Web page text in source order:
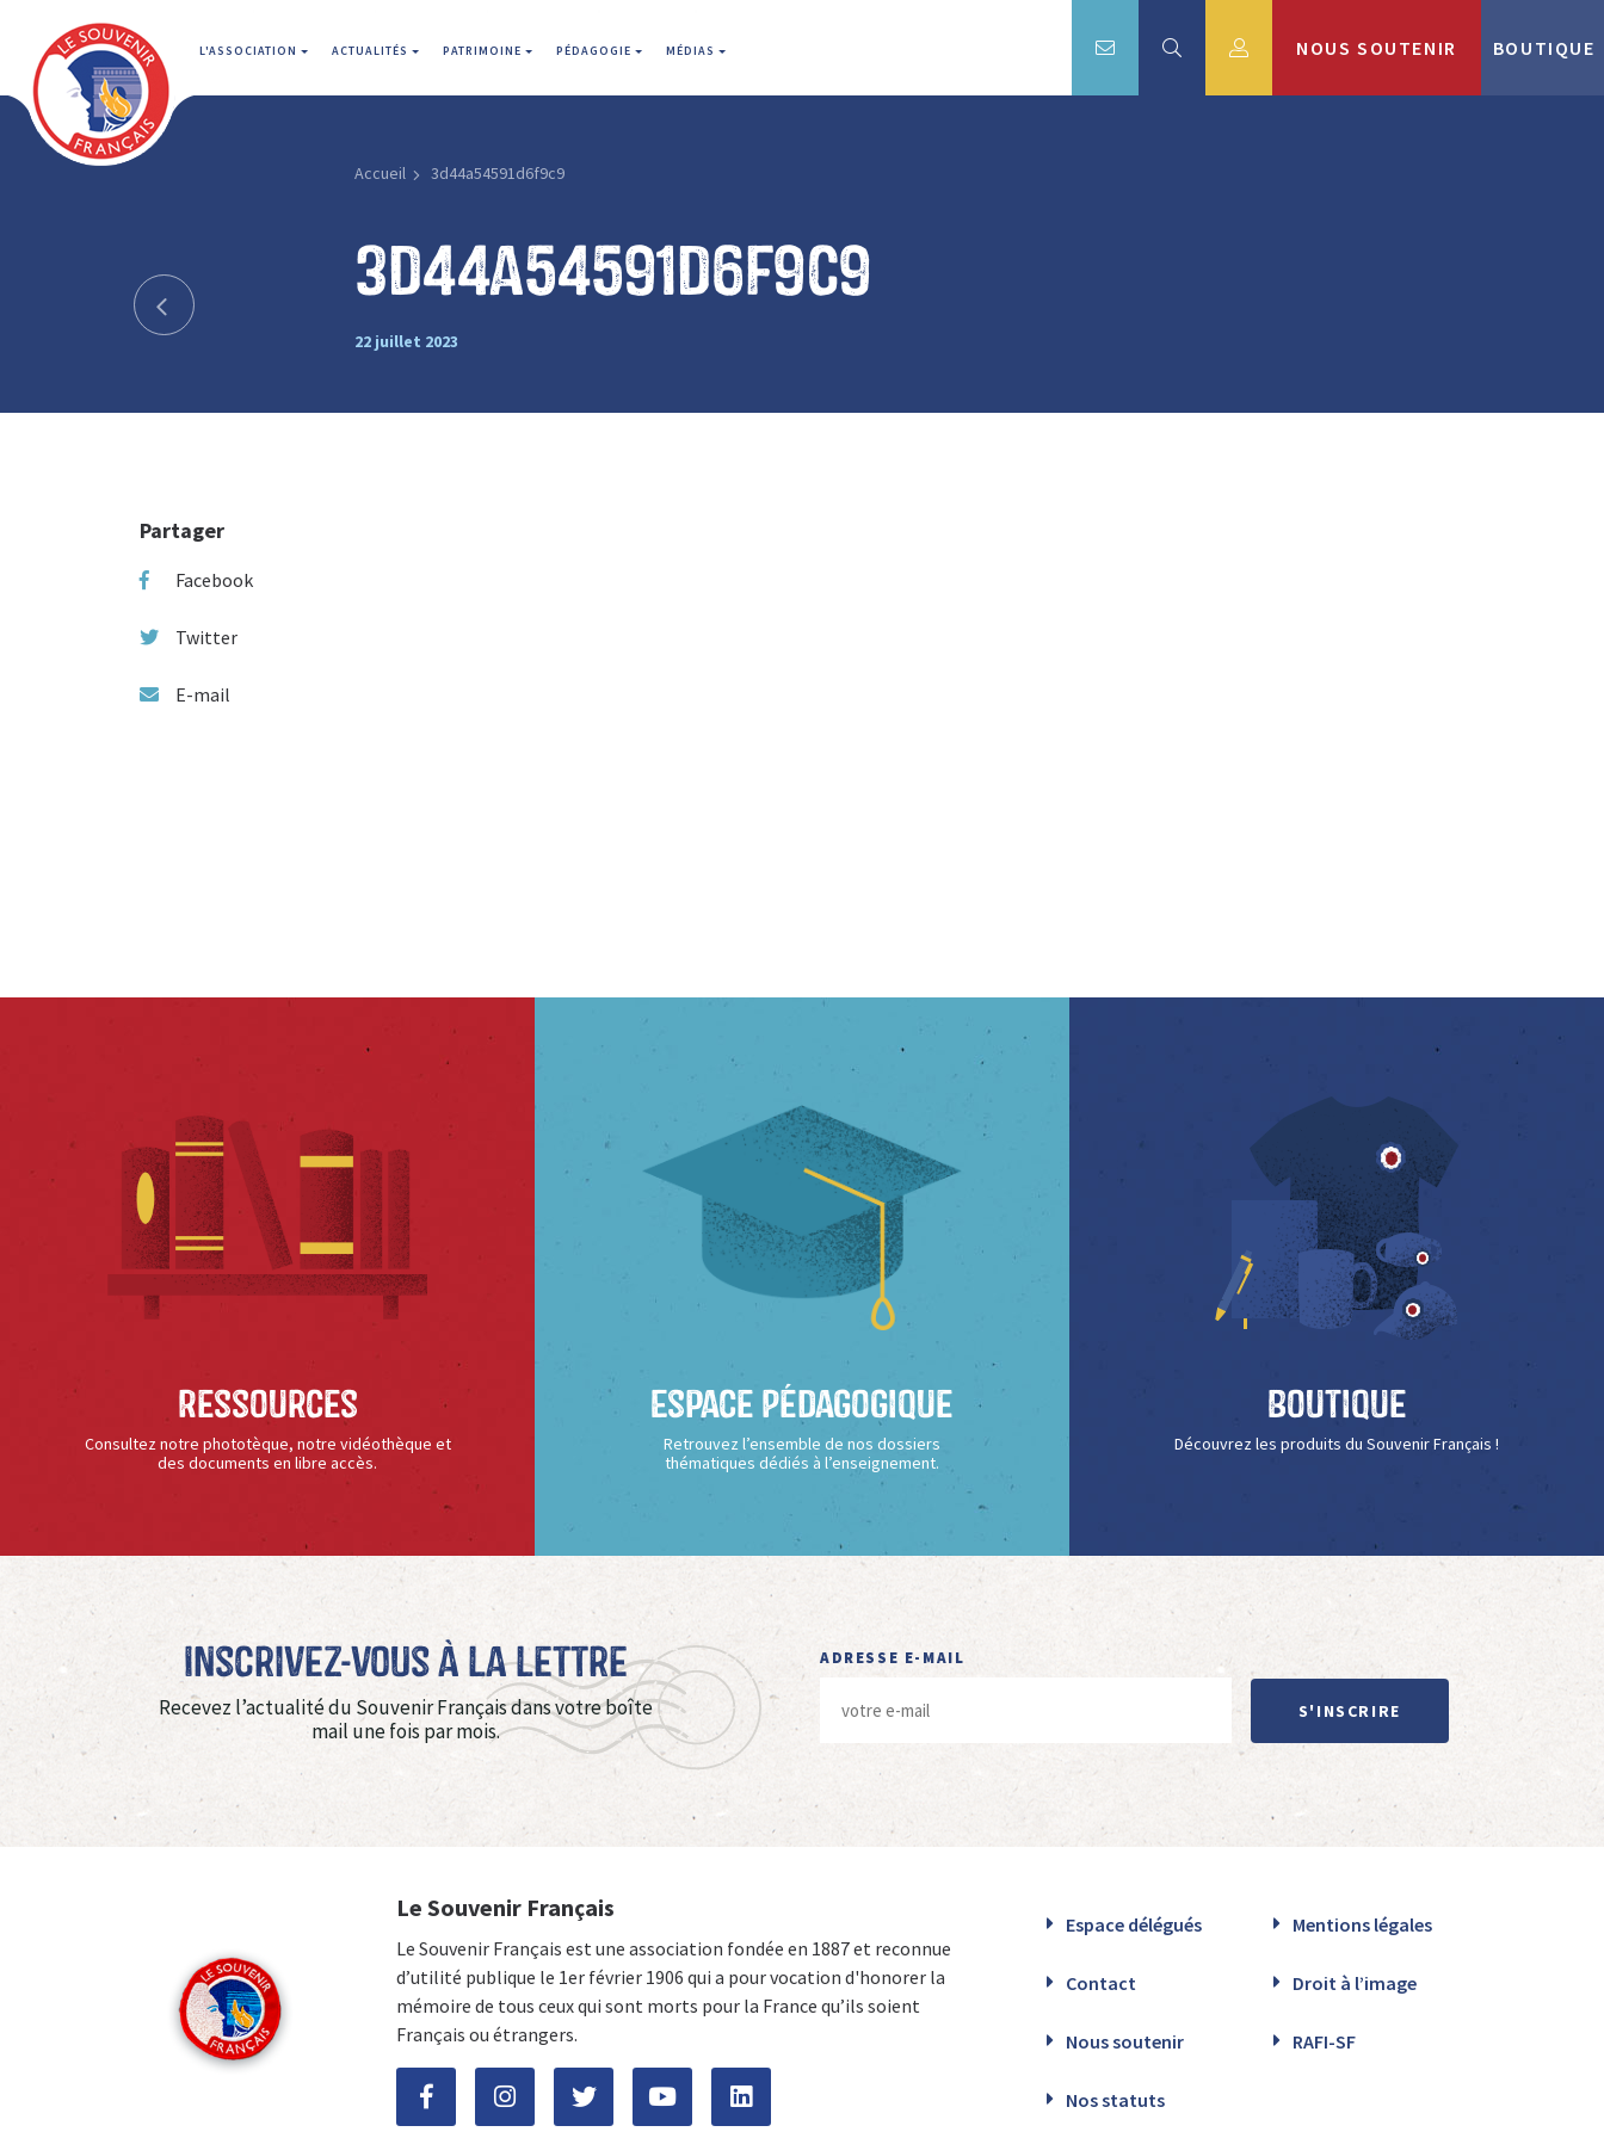
L'ASSOCIATION ACTUALITÉS PATRIMOINE PÉDAGOGIE MÉDIAS NOUS SOUTENIR BOUTIQUE
Accueil 3d44a54591d6f9c9
3d44a54591d6f9c9
22 juillet 2023
Partager
Facebook
Twitter
E-mail
Ressources
Consultez notre phototèque, notre vidéothèque et
des documents en libre accès.
Espace Pédagogique
Retrouvez l’ensemble de nos dossiers
thématiques dédiés à l’enseignement.
Boutique
Découvrez les produits du Souvenir Français !
Inscrivez-vous à La Lettre
Recevez l’actualité du Souvenir Français dans votre boîte
mail une fois par mois.
ADRESSE E-MAIL
S'INSCRIRE
Le Souvenir Français
Le Souvenir Français est une association fondée en 1887 et reconnue
d’utilité publique le 1er février 1906 qui a pour vocation d'honorer la
mémoire de tous ceux qui sont morts pour la France qu’ils soient
Français ou étrangers.
Espace délégués Mentions légales
Contact Droit à l’image
Nous soutenir RAFI-SF
Nos statuts